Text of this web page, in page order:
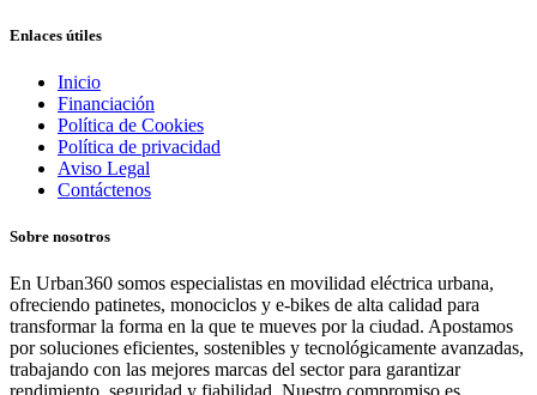
Enlaces útiles
Inicio
Financiación
Política de Cookies
Política de privacidad
Aviso Legal
Contáctenos
Sobre nosotros
En Urban360 somos especialistas en movilidad eléctrica urbana,
ofreciendo patinetes, monociclos y e-bikes de alta calidad para
transformar la forma en la que te mueves por la ciudad. Apostamos
por soluciones eficientes, sostenibles y tecnológicamente avanzadas,
trabajando con las mejores marcas del sector para garantizar